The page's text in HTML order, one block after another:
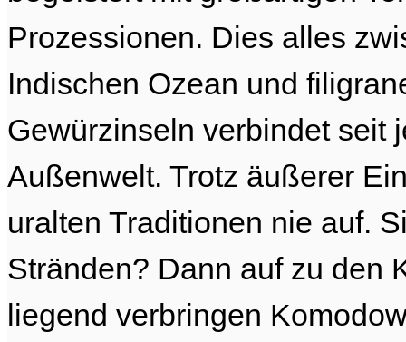
Prozessionen. Dies alles
Indischen Ozean und
Gewürzinseln verbindet seit
Außenwelt. Trotz äußerer
uralten Traditionen nie auf.
Stränden? Dann auf zu den
liegend verbringen